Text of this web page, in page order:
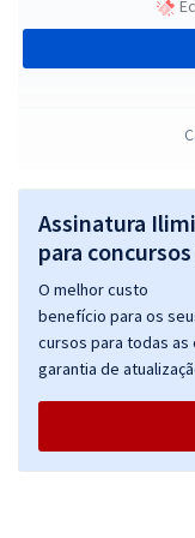
Judiciário - Área
TRF 4ª Região -
Assinatura
para
O melhor custo
benefício para os
cursos para todas
garantia de